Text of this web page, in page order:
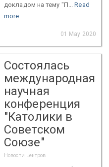
докладом на тему "П...Read
more
01 May 2020
Состоялась
международная
научная
конференция
"Католики в
Советском
Союзе"
Новости центров